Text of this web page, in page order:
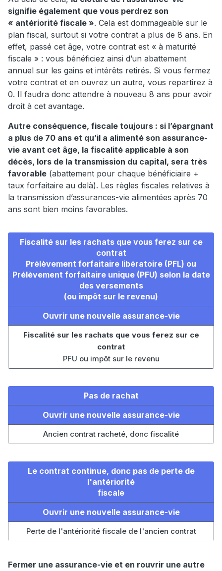
signifie également que vous perdrez son
« antériorité fiscale ». Cela est dommageable sur le
plan fiscal, surtout si votre contrat a plus de 8 ans. En
effet, passé cet âge, votre contrat est « à maturité
fiscale » : vous bénéficiez ainsi d’un abattement
annuel sur les gains et intérêts retirés. Si vous fermez
votre contrat et en ouvrez un autre, vous repartirez à
0. Il faudra donc attendre à nouveau 8 ans pour avoir
droit à cet avantage.
Autre conséquence, fiscale toujours : si l’épargnant
a plus de 70 ans et qu’il a alimenté son assurance-
vie avant cet âge, la fiscalité applicable à son
décès, lors de la transmission du capital, sera très
favorable (abattement pour chaque bénéficiaire +
taux forfaitaire au delà). Les règles fiscales relatives à
la transmission d’assurances-vie alimentées après 70
ans sont bien moins favorables.
Fiscalité sur les rachats que vous ferez sur ce
contrat
Prélèvement forfaitaire libératoire (PFL) ou
Prélèvement forfaitaire unique (PFU) selon la date
des versements
(ou impôt sur le revenu)
Ouvrir une nouvelle assurance-vie
Fiscalité sur les rachats que vous ferez sur ce
contrat
PFU ou impôt sur le revenu
Pas de rachat
Ouvrir une nouvelle assurance-vie
Ancien contrat racheté, donc fiscalité
Le contrat continue, donc pas de perte de
l'antériorité
fiscale
Ouvrir une nouvelle assurance-vie
Perte de l'antériorité fiscale de l'ancien contrat
Fermer une assurance-vie et en rouvrir une autre